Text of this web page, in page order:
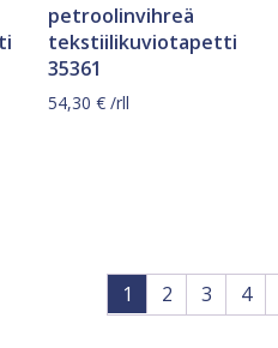
petroolinvihreä
tekstiilikuviotapetti
35361
54,30€ /rll
1 2 3 4